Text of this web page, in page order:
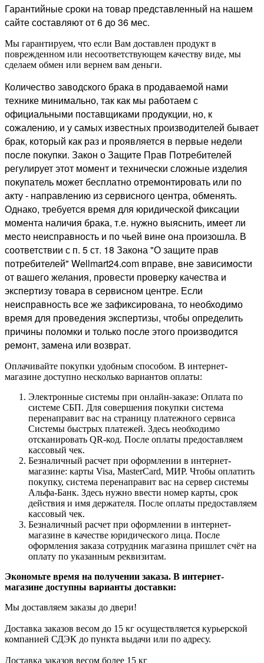
Гарантийные сроки на товар представленный на нашем
сайте составляют от 6 до 36 мес.
Мы гарантируем, что если Вам доставлен продукт в
поврежденном или несоответствующем качеству виде, мы
сделаем обмен или вернем вам деньги.
Количество заводского брака в продаваемой нами
технике минимально, так как мы работаем с
официальными поставщиками продукции, но, к
сожалению, и у самых известных производителей бывает
брак, который как раз и проявляется в первые недели
после покупки. Закон о Защите Прав Потребителей
регулирует этот момент и технически сложные изделия
покупатель может бесплатно отремонтировать или по
акту - направлению из сервисного центра, обменять.
Однако, требуется время для юридической фиксации
момента наличия брака, т.е. нужно выяснить, имеет ли
место неисправность и по чьей вине она произошла. В
соответствии с п. 5 ст. 18 Закона "О защите прав
потребителей" Wellmart24.com вправе, вне зависимости
от вашего желания, провести проверку качества и
экспертизу товара в сервисном центре. Если
неисправность все же зафиксирована, то необходимо
время для проведения экспертизы, чтобы определить
причины поломки и только после этого производится
ремонт, замена или возврат.
Оплачивайте покупки удобным способом. В интернет-
магазине доступно несколько вариантов оплаты:
Электронные системы при онлайн-заказе: Оплата по
системе СБП. Для совершения покупки система
перенаправит вас на страницу платежного сервиса
Системы быстрых платежей. Здесь необходимо
отсканировать QR-код. После оплаты предоставляем
кассовый чек.
Безналичный расчет при оформлении в интернет-
магазине: карты Visa, MasterCard, МИР. Чтобы оплатить
покупку, система перенаправит вас на сервер системы
Альфа-Банк. Здесь нужно ввести номер карты, срок
действия и имя держателя. После оплаты предоставляем
кассовый чек.
Безналичный расчет при оформлении в интернет-
магазине в качестве юридического лица. После
оформления заказа сотрудник магазина пришлет счёт на
оплату по указанным реквизитам.
Экономьте время на получении заказа. В интернет-
магазине доступны варианты доставки:
Мы доставляем заказы до двери!
Доставка заказов весом до 15 кг осуществляется курьерской
компанией СДЭК до пункта выдачи или по адресу.
Доставка заказов весом более 15 кг